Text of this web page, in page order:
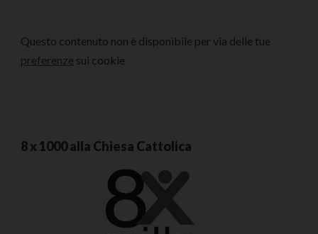
Questo contenuto non è disponibile per via delle tue
preferenze sui cookie
8 x 1000 alla Chiesa Cattolica